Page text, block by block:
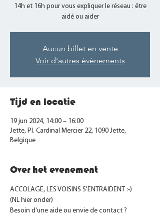
14h et 16h pour vous expliquer le réseau : être
aidé ou aider
Aucun billet en vente
Voir d'autres événements
Tijd en locatie
19 jun 2024, 14:00 – 16:00
Jette, Pl. Cardinal Mercier 22, 1090 Jette,
Belgique
Over het evenement
ACCOLAGE, LES VOISINS S'ENTRAIDENT :-)
(NL hier onder)
Besoin d’une aide ou envie de contact ?